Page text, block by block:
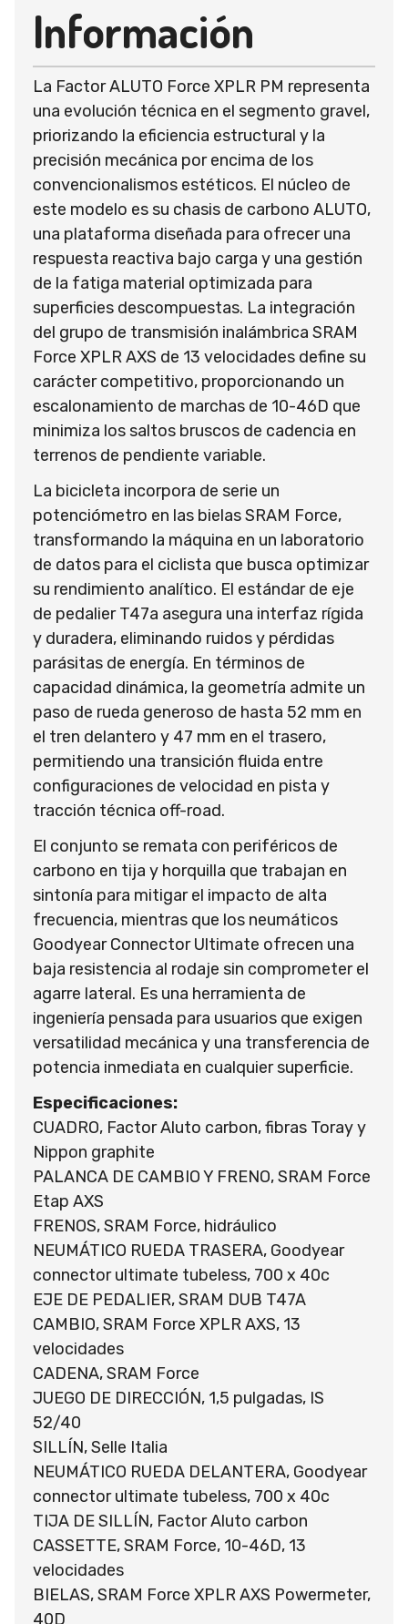
Información
La Factor ALUTO Force XPLR PM representa
una evolución técnica en el segmento gravel,
priorizando la eficiencia estructural y la
precisión mecánica por encima de los
convencionalismos estéticos. El núcleo de
este modelo es su chasis de carbono ALUTO,
una plataforma diseñada para ofrecer una
respuesta reactiva bajo carga y una gestión
de la fatiga material optimizada para
superficies descompuestas. La integración
del grupo de transmisión inalámbrica SRAM
Force XPLR AXS de 13 velocidades define su
carácter competitivo, proporcionando un
escalonamiento de marchas de 10-46D que
minimiza los saltos bruscos de cadencia en
terrenos de pendiente variable.
La bicicleta incorpora de serie un
potenciómetro en las bielas SRAM Force,
transformando la máquina en un laboratorio
de datos para el ciclista que busca optimizar
su rendimiento analítico. El estándar de eje
de pedalier T47a asegura una interfaz rígida
y duradera, eliminando ruidos y pérdidas
parásitas de energía. En términos de
capacidad dinámica, la geometría admite un
paso de rueda generoso de hasta 52 mm en
el tren delantero y 47 mm en el trasero,
permitiendo una transición fluida entre
configuraciones de velocidad en pista y
tracción técnica off-road.
El conjunto se remata con periféricos de
carbono en tija y horquilla que trabajan en
sintonía para mitigar el impacto de alta
frecuencia, mientras que los neumáticos
Goodyear Connector Ultimate ofrecen una
baja resistencia al rodaje sin comprometer el
agarre lateral. Es una herramienta de
ingeniería pensada para usuarios que exigen
versatilidad mecánica y una transferencia de
potencia inmediata en cualquier superficie.
Especificaciones:
CUADRO, Factor Aluto carbon, fibras Toray y
Nippon graphite
PALANCA DE CAMBIO Y FRENO, SRAM Force
Etap AXS
FRENOS, SRAM Force, hidráulico
NEUMÁTICO RUEDA TRASERA, Goodyear
connector ultimate tubeless, 700 x 40c
EJE DE PEDALIER, SRAM DUB T47A
CAMBIO, SRAM Force XPLR AXS, 13
velocidades
CADENA, SRAM Force
JUEGO DE DIRECCIÓN, 1,5 pulgadas, IS
52/40
SILLÍN, Selle Italia
NEUMÁTICO RUEDA DELANTERA, Goodyear
connector ultimate tubeless, 700 x 40c
TIJA DE SILLÍN, Factor Aluto carbon
CASSETTE, SRAM Force, 10-46D, 13
velocidades
BIELAS, SRAM Force XPLR AXS Powermeter,
40D